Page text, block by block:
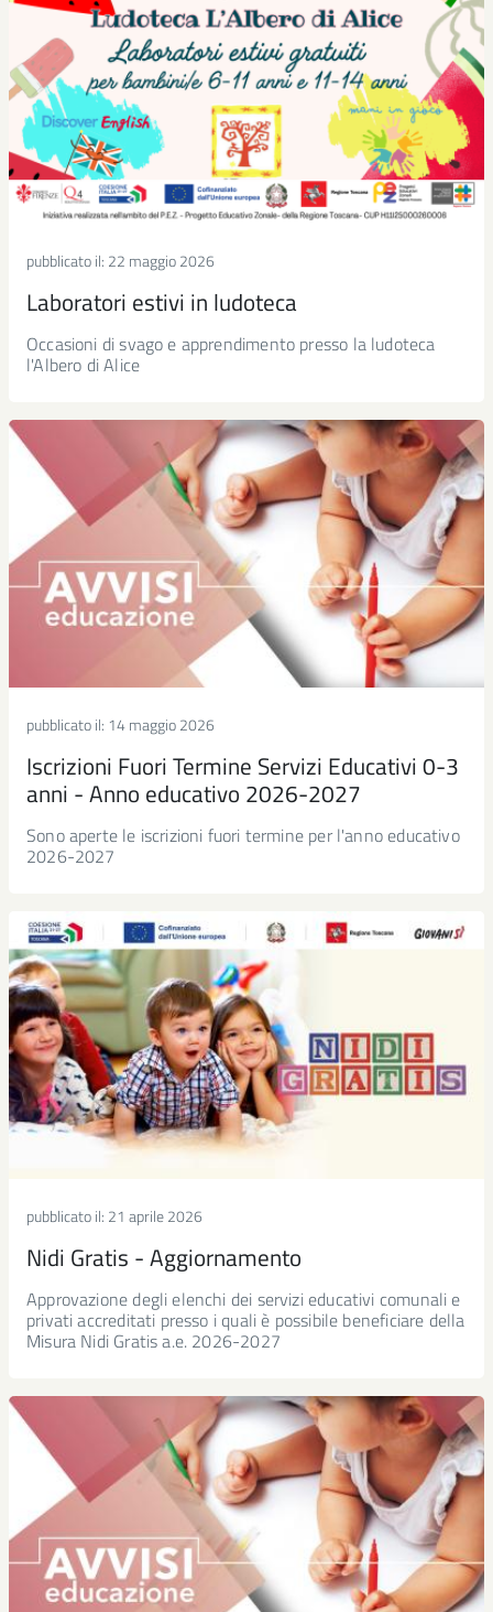
pubblicato il: 22 maggio 2026
Laboratori estivi in ludoteca
Occasioni di svago e apprendimento presso la ludoteca
l'Albero di Alice
pubblicato il: 14 maggio 2026
Iscrizioni Fuori Termine Servizi Educativi 0-3
anni - Anno educativo 2026-2027
Sono aperte le iscrizioni fuori termine per l'anno educativo
2026-2027
pubblicato il: 21 aprile 2026
Nidi Gratis - Aggiornamento
Approvazione degli elenchi dei servizi educativi comunali e
privati accreditati presso i quali è possibile beneficiare della
Misura Nidi Gratis a.e. 2026-2027